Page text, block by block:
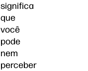
significa
que
você
pode
nem
perceber